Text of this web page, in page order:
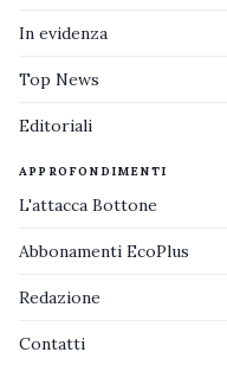
In evidenza
Top News
Editoriali
APPROFONDIMENTI
L'attacca Bottone
Abbonamenti EcoPlus
Redazione
Contatti